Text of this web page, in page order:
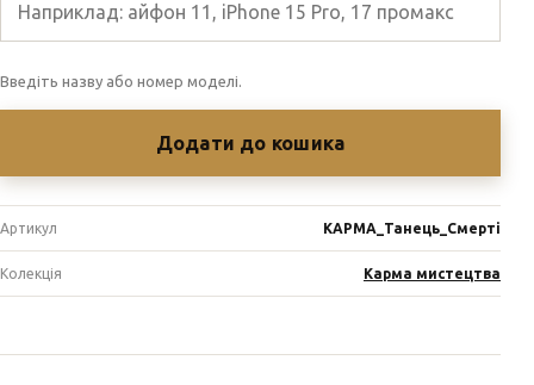
Введіть назву або номер моделі.
Додати до кошика
Артикул КАРМА_Танець_Смерті
Колекція Карма мистецтва